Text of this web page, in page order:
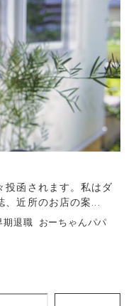
投函されます。私はダ
近所のお店の案...
期退職 おーちゃんパパ